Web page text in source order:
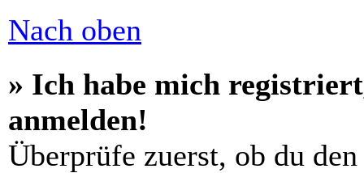
Nach oben
» Ich habe mich
anmelden!
Überprüfe zuerst, ob du